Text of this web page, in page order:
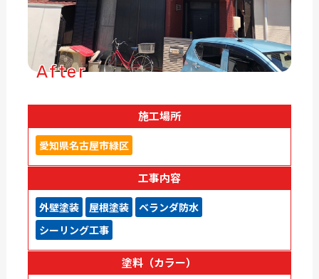
After
施工場所
愛知県名古屋市緑区
工事内容
外壁塗装 屋根塗装
ベランダ防水
シーリング工事
塗料（カラー）